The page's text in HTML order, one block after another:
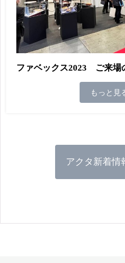
ファベックス2023 ご来場
もっと見
アクタ新着